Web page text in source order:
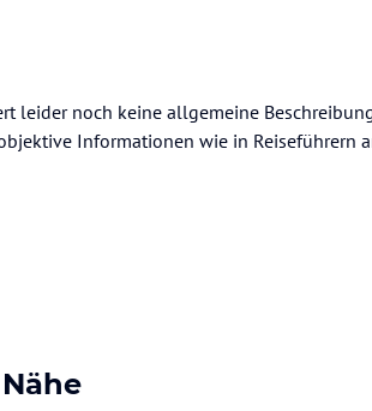
leider noch keine allgemeine
Informationen wie in Reiseführern